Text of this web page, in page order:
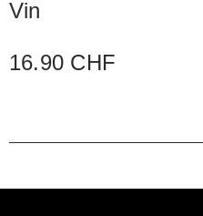
Vin
16.90 CHF